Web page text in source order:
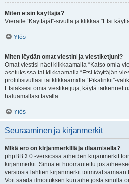
Miten etsin käyttäjiä?
Vieraile “Käyttäjät”-sivulla ja klikkaa “Etsi
Ylös
Miten löydän omat viestini ja viestiketjuni?
Omat viestisi näet klikkaamalla “Katso omia
asetuksissa tai klikkaamalla “Etsi käyttäjän
profiilisivullasi tai klikkaamalla “Pikalinkit”-
Etsiäksesi omia viestiketjuja, käytä
haluamallasi tavalla.
Ylös
Seuraaminen ja kirjanmerkit
Mikä ero on kirjanmerkillä ja tilaamisella?
phpBB 3.0 -versiossa aiheiden kirjanmerkit
kirjanmerkit. Sinua ei huomautettu jos
versiosta lähtien kirjanmerkit toimivat
Voit saada ilmoituksen kun aihe josta sinulla